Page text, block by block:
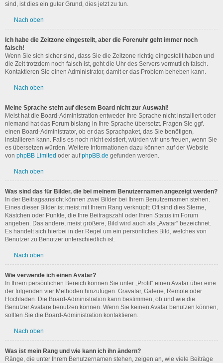
sind, ist dies ein guter Grund, dies jetzt zu tun.
Nach oben
Ich habe die Zeitzone eingestellt, aber die Forenuhr geht immer noch
falsch!
Wenn Sie sich sicher sind, dass Sie die Zeitzone richtig eingestellt haben und
die Zeit trotzdem noch falsch ist, geht die Uhr des Servers vermutlich falsch.
Kontaktieren Sie einen Administrator, damit er das Problem beheben kann.
Nach oben
Meine Sprache steht auf diesem Board nicht zur Auswahl!
Meist hat die Board-Administration entweder Ihre Sprache nicht installiert oder
niemand hat das Forum bislang in Ihre Sprache übersetzt. Fragen Sie ggf.
einen Board-Administrator, ob er das Sprachpaket, das Sie benötigen,
installieren kann. Falls es noch nicht existiert, würden wir uns freuen, wenn Sie
es übersetzen würden. Weitere Informationen dazu können auf der Website
von phpBB Limited oder aufphpBB.de gefunden werden.
Nach oben
Was sind das für Bilder, die bei meinem Benutzernamen angezeigt werden?
In der Beitragsansicht können zwei Bilder bei Ihrem Benutzernamen stehen.
Eines dieser Bilder ist meist mit Ihrem Rang verknüpft: Oft sind dies Sterne,
Kästchen oder Punkte, die Ihre Beitragszahl oder Ihren Status im Forum
angeben. Das andere, meist größere, Bild wird auch als „Avatar“ bezeichnet.
Es handelt sich hierbei in der Regel um ein persönliches Bild, welches von
Benutzer zu Benutzer unterschiedlich ist.
Nach oben
Wie verwende ich einen Avatar?
In Ihrem persönlichen Bereich können Sie unter „Profil“ einen Avatar über eine
der folgenden vier Methoden hinzufügen: Gravatar, Galerie, Remote oder
Hochladen. Die Board-Administration kann bestimmen, ob und wie die
Benutzer Avatare benutzen können. Wenn Sie keinen Avatar benutzen können,
sollten Sie die Board-Administration kontaktieren.
Nach oben
Was ist mein Rang und wie kann ich ihn ändern?
Ränge, die unter Ihrem Benutzernamen stehen, zeigen an, wie viele Beiträge